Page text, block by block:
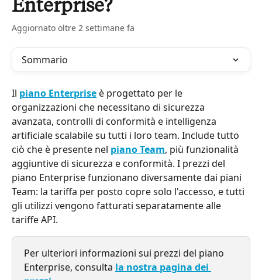
Enterprise?
Aggiornato oltre 2 settimane fa
Sommario
Il piano Enterprise è progettato per le
organizzazioni che necessitano di sicurezza
avanzata, controlli di conformità e intelligenza
artificiale scalabile su tutti i loro team. Include tutto
ciò che è presente nel piano Team, più funzionalità
aggiuntive di sicurezza e conformità. I prezzi del
piano Enterprise funzionano diversamente dai piani
Team: la tariffa per posto copre solo l'accesso, e tutti
gli utilizzi vengono fatturati separatamente alle
tariffe API.
Per ulteriori informazioni sui prezzi del piano
Enterprise, consulta la nostra pagina dei